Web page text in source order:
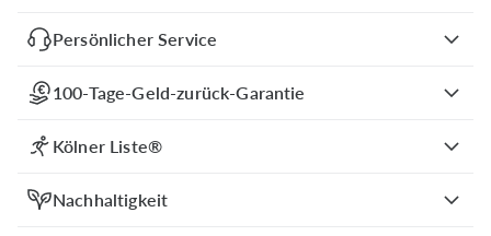
Persönlicher Service
100-Tage-Geld-zurück-Garantie
Kölner Liste®
Nachhaltigkeit